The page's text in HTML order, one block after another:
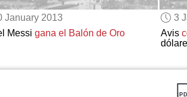
January 2013
Messi gana el Balón de Oro
3
Avis